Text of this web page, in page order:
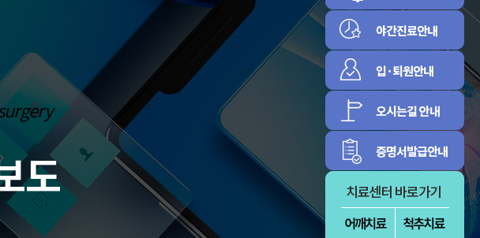
염
정증
만성 발목 불안정증
무지외반증
발뒤꿈치 통증
중족통증
내향성 발톱
단족지증
편평족(평발)
발 또는 다리 저림증
고관절 충돌 증후군 및
비구순 파열
고관절 골괴사증
골절
하지부동
척추
신경근육
감동치료후기
자필후기
병원소식
환자의 권리와 의
도